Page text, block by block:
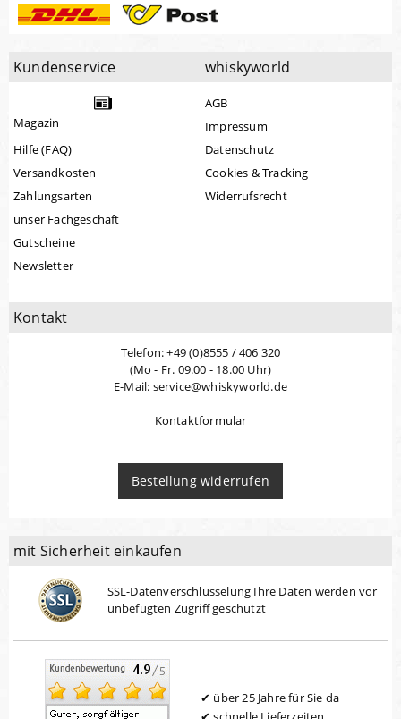
Kundenservice
Magazin
Hilfe (FAQ)
Versandkosten
Zahlungsarten
unser Fachgeschäft
Gutscheine
Newsletter
whiskyworld
AGB
Impressum
Datenschutz
Cookies & Tracking
Widerrufsrecht
Kontakt
Telefon: +49 (0)8555 / 406 320
(Mo - Fr. 09.00 - 18.00 Uhr)
E-Mail: service@whiskyworld.de
Kontaktformular
Bestellung widerrufen
mit Sicherheit einkaufen
SSL-Datenverschlüsselung Ihre Daten werden vor
unbefugten Zugriff geschützt
über 25 Jahre für Sie da